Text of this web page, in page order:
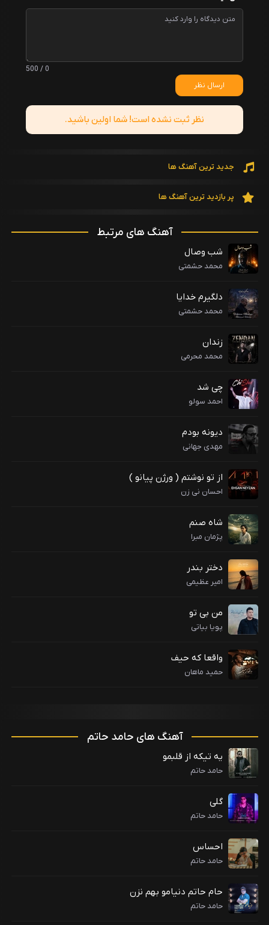
0 / 500
ارسال نظر
نظر ثبت نشده است! شما اولین باشید.
جدید ترین آهنگ ها
پر بازدید ترین آهنگ ها
آهنگ های مرتبط
شب وصال
محمد حشمتی
دلگیرم خدایا
محمد حشمتی
زندان
محمد محرمی
چی شد
احمد سولو
دیونه بودم
مهدی جهانی
از تو نوشتم ( ورژن پیانو )
احسان نی زن
شاه صنم
پژمان مبرا
دختر بندر
امیر عظیمی
من بی تو
پویا بیاتی
واقعا که حیف
حمید ماهان
آهنگ های حامد حاتم
یه تیکه از قلبمو
حامد حاتم
گلی
حامد حاتم
احساس
حامد حاتم
حام حاتم دنیامو بهم نزن
حامد حاتم